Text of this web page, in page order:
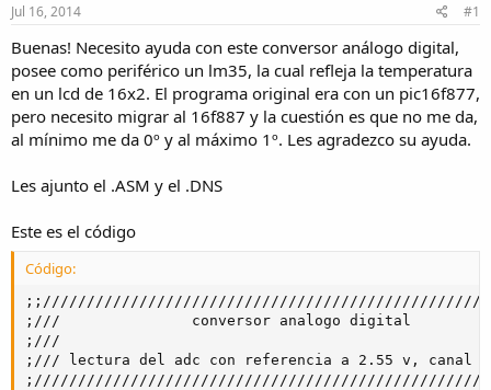
Jul 16, 2014 #1
Buenas! Necesito ayuda con este conversor análogo digital,
posee como periférico un lm35, la cual refleja la temperatura
en un lcd de 16x2. El programa original era con un pic16f877,
pero necesito migrar al 16f887 y la cuestión es que no me da,
al mínimo me da 0º y al máximo 1º. Les agradezco su ayuda.
Les ajunto el .ASM y el .DNS
Este es el código
Código:
;///               conversor analogo digital
;///
;/// lectura del adc con referencia a 2.55 v, canal